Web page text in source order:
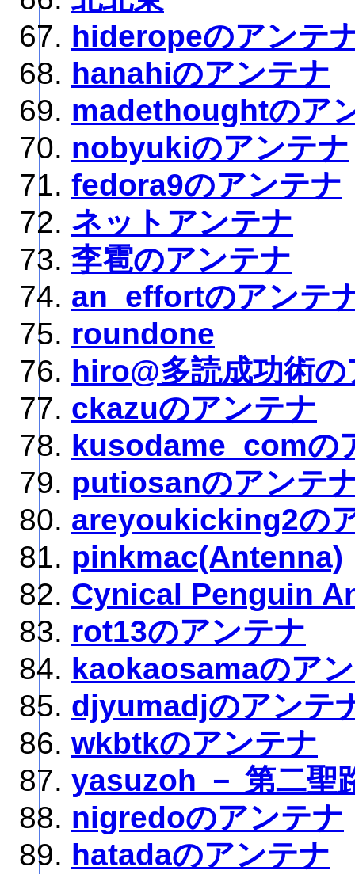
hideropeのアンテ
hanahiのアンテナ
madethoughtのア
nobyukiのアンテナ
fedora9のアンテナ
ネットアンテナ
李雹のアンテナ
an_effortのアンテ
roundone
hiro@多読成功術
ckazuのアンテナ
kusodame_comの
putiosanのアンテ
areyoukicking2の
pinkmac(Antenna)
Cynical Penguin
rot13のアンテナ
kaokaosamaのア
djyumadjのアンテ
wkbtkのアンテナ
yasuzoh － 第二聖
nigredoのアンテナ
hatadaのアンテナ